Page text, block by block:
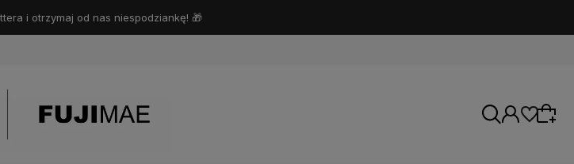
i otrzymaj od nas niespodziankę! 🎁